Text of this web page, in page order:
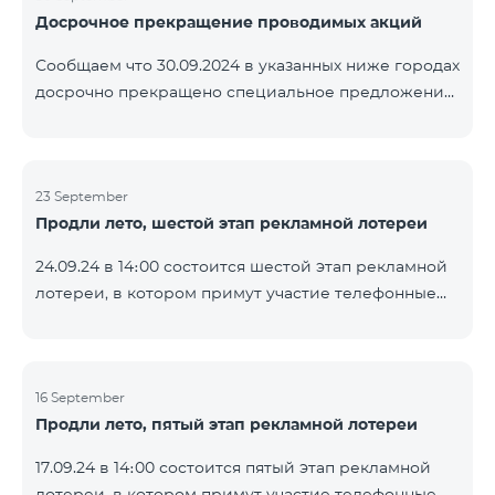
помощью генератора случайных чисел. Следите за
YouTube. Подробнее:
https://www.telecomarmenia.am/ru/B2S
Досрочное прекращение проводимых акций
Сообщаем что 30.09.2024 в указанных ниже городах
досрочно прекращено специальное предложение,
9900. Вайк Чаренцаван Ванадзор
23 September
Продли лето, шестой этап рекламной лотереи
24.09.24 в 14։00 состоится шестой этап рекламной
лотереи, в котором примут участие телефонные
Выигравшие номера телефонов будут выбраны с
помощью генератора случайных чисел. Следите за
YouTube. Подробнее:
16 September
Продли лето, пятый этап рекламной лотереи
17.09.24 в 14։00 состоится пятый этап рекламной